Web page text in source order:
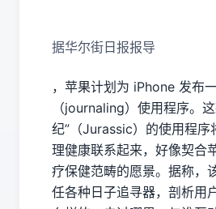
据华尔街日报报导
，苹果计划为 iPhone 发布
（journaling）使用程序。
纪”（Jurassic）的使用程序
理健康联系起来，好像契合
疗保健范畴的愿景。据称，
任各种日子追寻器，剖析用